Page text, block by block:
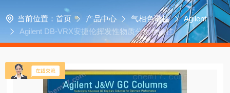
当前位置： 首页 产品中心 气相色谱柱
Agilent
Agilent DB-VRX安捷伦挥发性物质分析色谱柱